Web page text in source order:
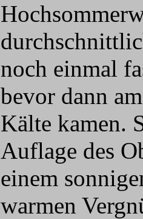
noch einmal
bevor dann
Kälte kamen.
Auflage des
einem
warmen